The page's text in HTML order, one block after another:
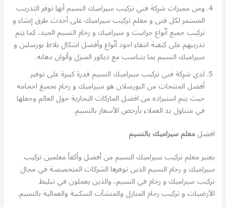
ومن مميزات شرِكة فني تركيب سيراميك النسيم أنها توفر التدريب
المستمر لكل فنى و معلم تركيب سيراميك على أحدث طرق إنشاء و
تركيب جميع أنْواع جرانيت و سيراميك و رخام النسيم الجيد، كما يتم
تدريبهم على كيفية انتقاء اجود أنْواع وأفضل اشكال بلاط بورسلين و
سيراميك النسيم بما يتناسب مع ديكور المنزل وألوان دهانه.
لدي شرِكة فني تركيب سيراميك النسيم قدرة كبيرة على توفير
أفضل المنتجات من البورسلان هو سيراميك و رخام بجميعَ احجامه
حيث يتم استيراده من افضل الماركات التجارية حول العالم وجعلها
في متناول يد العملاء بأرخص الأسعار بالنسيم.
افضلمعلم سيراميك بالنسيم
يعتبر معلم تركيب سيراميك النسيم من أفضل وأكفأ معلمين تركيب
سيراميك و رخام النسيم الذين توفرها الشركات المتخصصة في مجال
تركيب سيراميك و رخام في النسيم، والذين يعملون في تبليط
الأرضيات و تركيب رخام المنازل والمنشآت السكنية والعمالية بالنسيم.